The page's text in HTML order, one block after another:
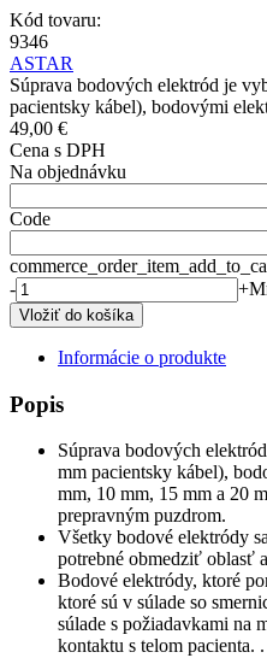
Kód tovaru:
9346
ASTAR
Súprava bodových elektród je
pacientsky kábel), bodovými
49,00 €
Cena s DPH
Na objednávku
Code
-
+
Informácie o produkte
Popis
Súprava bodových
mm pacientsky kábel),
mm, 10 mm, 15 mm a 20
prepravným puzdrom.
Všetky bodové elektródy
potrebné obmedziť oblasť
Bodové elektródy, ktoré
ktoré sú v súlade so
súlade s požiadavkami na
kontaktu s telom pacienta. .